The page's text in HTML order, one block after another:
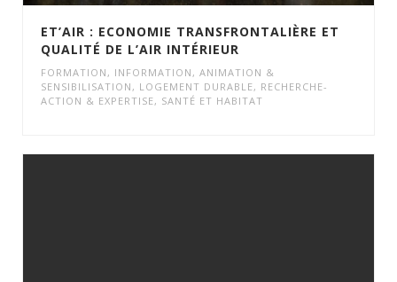
ET’AIR : ECONOMIE TRANSFRONTALIÈRE ET
QUALITÉ DE L’AIR INTÉRIEUR
FORMATION , INFORMATION, ANIMATION &
SENSIBILISATION , LOGEMENT DURABLE, RECHERCHE-
ACTION & EXPERTISE, SANTÉ ET HABITAT